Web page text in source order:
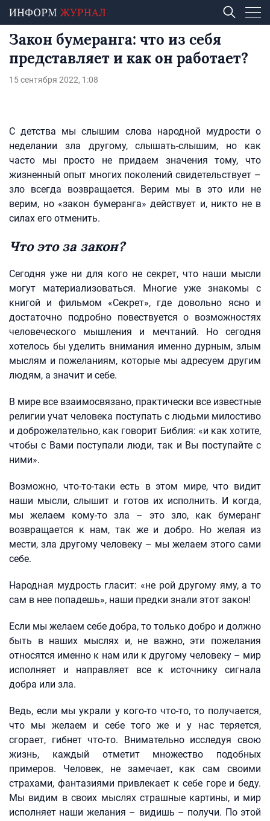
Закон бумеранга: что из себя
представляет и как он работает?
15 сентября 2022, 1:08
С детства мы слышим слова народной мудрости о
неделании зла другому, слышать-слышим, но как
часто мы просто не придаем значения тому, что
жизненный опыт многих поколений свидетельствует –
зло всегда возвращается. Верим мы в это или не
верим, но «закон бумеранга» действует и, никто не в
силах его отменить.
Что это за закон?
Сегодня уже ни для кого не секрет, что наши мысли
могут материализоваться. Многие уже знакомы с
книгой и фильмом «Секрет», где довольно ясно и
достаточно подробно повествуется о возможностях
человеческого мышления и мечтаний. Но сегодня
хотелось бы уделить внимания именно дурным, злым
мыслям и пожеланиям, которые мы адресуем другим
людям, а значит и себе.
В мире все взаимосвязано, практически все известные
религии учат человека поступать с людьми милостиво
и доброжелательно, как говорит Библия: «и как хотите,
чтобы с Вами поступали люди, так и Вы поступайте с
ними».
Возможно, что-то-таки есть в этом мире, что видит
наши мысли, слышит и готов их исполнить. И когда,
мы желаем кому-то зла – это зло, как бумеранг
возвращается к нам, так же и добро. Но желая из
мести, зла другому человеку – мы желаем этого сами
себе.
Народная мудрость гласит: «не рой другому яму, а то
сам в нее попадешь», наши предки знали этот закон!
Если мы желаем себе добра, то только добро и должно
быть в наших мыслях и, не важно, эти пожелания
относятся именно к нам или к другому человеку – мир
исполняет и направляет все к источнику сигнала
добра или зла.
Ведь, если мы украли у кого-то что-то, то получается,
что мы желаем и себе того же и у нас теряется,
сгорает, гибнет что-то. Внимательно исследуя свою
жизнь, каждый отметит множество подобных
примеров. Человек, не замечает, как сам своими
страхами, фантазиями привлекает к себе горе и беду.
Мы видим в своих мыслях страшные картины, и мир
исполняет наши желания – видишь – получи. По этой